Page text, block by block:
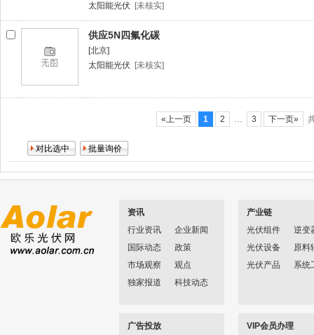
太阳能光伏 [未核实]
供应5N四氟化碳
[北京]
太阳能光伏 [未核实]
«上一页 1 2 … 3 下一页»
资讯
行业资讯
企业新闻
国际动态
政策
市场观察
观点
独家报道
科技动态
产业链
光伏组件
逆变
光伏设备
原料
光伏产品
系统
广告投放
VIP会员办理